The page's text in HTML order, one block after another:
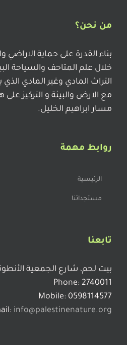
من نحن؟
بناء القدرة على حماية
خلال علم المتاحف والسياحة
التراث المادي وغير المادي
مع الارض والبيئة و التركيز
مسار ابراهيم الخليل.
روابط مهمة
الرئيسية
مستجداتنا
تابعنا
بيت لحم، شارع الجمعية
Phone: 2740011
Mobile: 0598114577
info@palestinenature.org